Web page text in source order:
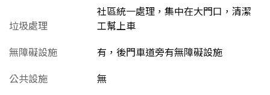
垃圾處理
社區統一處理，集中在大門口，清潔
工幫上車
無障礙設施
有，後門車道旁有無障礙設施
公共設施
無